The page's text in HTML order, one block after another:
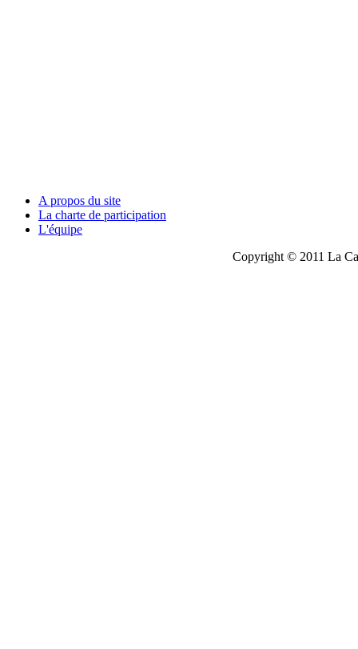
A propos du site
La charte de participation
L'équipe
Copyright © 2011 La